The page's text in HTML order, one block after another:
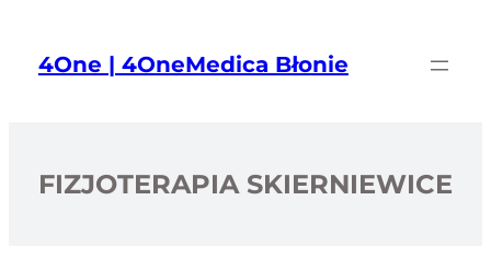
treści4One | 4OneMedica Błonie
FIZJOTERAPIA SKIERNIEWICE